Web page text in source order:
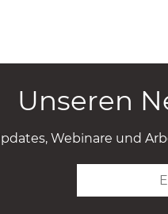
Unseren
Webinare und